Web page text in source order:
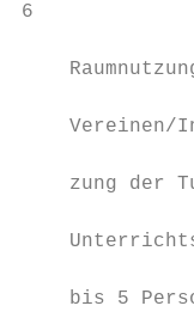
6
Vereinen/
zung der
bis 5